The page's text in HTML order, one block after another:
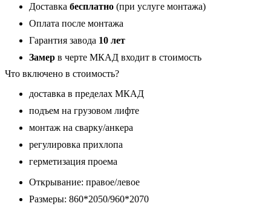
Доставка бесплатно (при услуге монтажа)
Оплата после монтажа
Гарантия завода 10 лет
Замер в черте МКАД входит в стоимость
Что включено в стоимость?
доставка в пределах МКАД
подъем на грузовом лифте
монтаж на сварку/анкера
регулировка прихлопа
герметизация проема
Открывание: правое/левое
Размеры: 860*2050/960*2070